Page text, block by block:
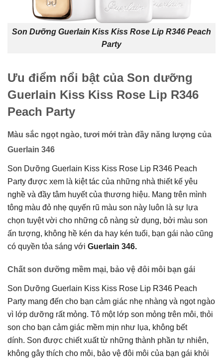
Son Dưỡng Guerlain Kiss Kiss Rose Lip R346 Peach
Party
Ưu điểm nổi bật của Son dưỡng
Guerlain Kiss Kiss Rose Lip R346
Peach Party
Màu sắc ngọt ngào, tươi mới tràn đầy năng lượng của
Guerlain 346
Son Dưỡng Guerlain Kiss Kiss Rose Lip R346 Peach
Party được xem là kiệt tác của những nhà thiết kế yêu
nghề và đầy tâm huyết của thương hiệu. Mang trên mình
tông màu đỏ nhẹ quyến rũ màu son này luôn là sự lựa
chọn tuyệt vời cho những cô nàng sử dụng, bởi màu son
ấn tượng, không hề kén da hay kén tuổi, bạn gái nào cũng
có quyền tỏa sáng với Guerlain 346.
Chất son dưỡng mềm mại, bảo vệ đôi môi bạn gái
Son Dưỡng Guerlain Kiss Kiss Rose Lip R346 Peach
Party mang đến cho bạn cảm giác nhẹ nhàng và ngọt ngào
vì lớp dưỡng rất mỏng. Tô một lớp son mỏng trên môi, thỏi
son cho bạn cảm giác mềm mịn như lụa, không bết
dính. Son được chiết xuất từ những thành phần tự nhiên,
không gây thích cho môi, bảo vệ đôi môi của bạn gái khỏi